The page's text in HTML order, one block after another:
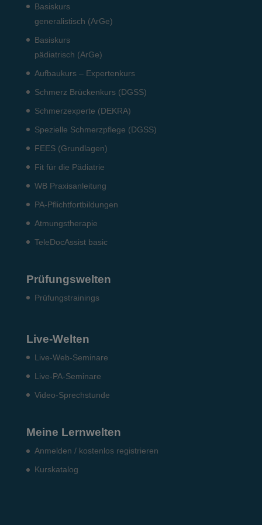
Basiskurs
generalistisch (ArGe)
Basiskurs
pädiatrisch (ArGe)
Aufbaukurs – Expertenkurs
Schmerz Brückenkurs (DGSS)
Schmerzexperte (DEKRA)
Spezielle Schmerzpflege (DGSS)
FEES (Grundlagen)
Fit für die Pädiatrie
WB Praxisanleitung
PA-Pflichtfortbildungen
Atmungstherapie
TeleDocAssist basic
Prüfungswelten
Prü­fungs­trai­nings
Live-Welten
Live-Web-Seminare
Live-PA-Seminare
Video-Sprechstunde
Meine Lernwelten
Anmelden / kostenlos registrieren
Kurskatalog